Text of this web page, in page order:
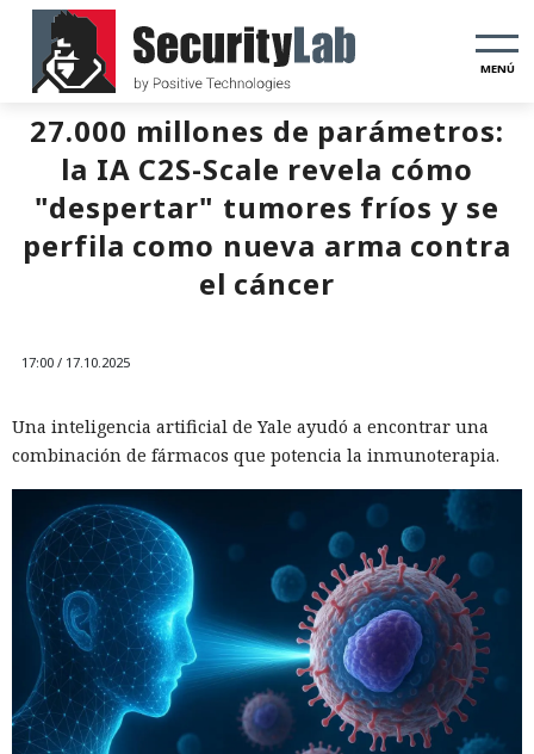
MENÚ
27.000 millones de parámetros:
la IA C2S-Scale revela cómo
"despertar" tumores fríos y se
perfila como nueva arma contra
el cáncer
17:00 / 17.10.2025
Una inteligencia artificial de Yale ayudó a encontrar una
combinación de fármacos que potencia la inmunoterapia.